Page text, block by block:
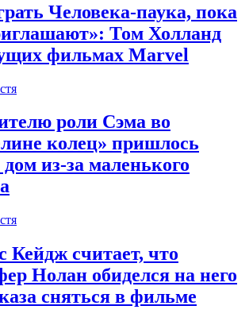
Человека-паука, пока
Том Холланд
фильмах Marvel
роли Сэма во
колец» пришлось
дом из-за маленького
Кейдж считает, что
Нолан обиделся на него
сняться в фильме